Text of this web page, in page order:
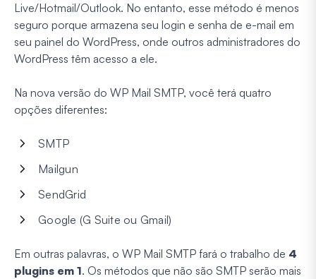
Live/Hotmail/Outlook. No entanto, esse método é menos
seguro porque armazena seu login e senha de e-mail em
seu painel do WordPress, onde outros administradores do
WordPress têm acesso a ele.
Na nova versão do WP Mail SMTP, você terá quatro
opções diferentes:
SMTP
Mailgun
SendGrid
Google (G Suite ou Gmail)
Em outras palavras, o WP Mail SMTP fará o trabalho de 4
plugins em 1. Os métodos que não são SMTP serão mais